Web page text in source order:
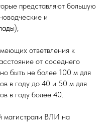
представляют большую
и
ответвления к
от соседнего
быть не более 100 м для
в году до 40 и 50 м для
в году более 40.
магистрали ВЛИ на